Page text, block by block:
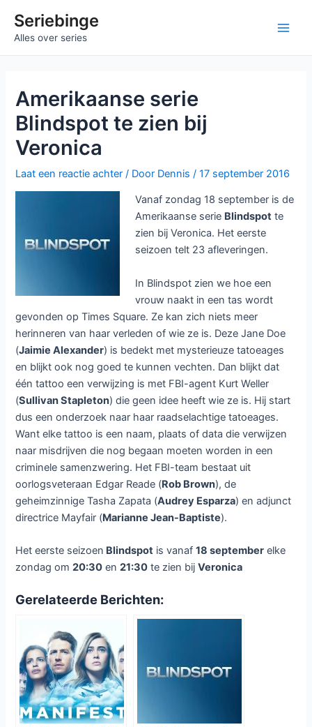
naarSeriebinge
Alles over series
Amerikaanse serie
Blindspot te zien bij
Veronica
Laat een reactie achter / Door Dennis/17 september 2016
Vanaf zondag 18 september is de
Amerikaanse serie Blindspot te
zien bij Veronica. Het eerste
seizoen telt 23 afleveringen.
In Blindspot zien we hoe een
vrouw naakt in een tas wordt
gevonden op Times Square. Ze kan zich niets meer
herinneren van haar verleden of wie ze is. Deze Jane Doe
(Jaimie Alexander) is bedekt met mysterieuze tatoeages
en blijkt ook nog goed te kunnen vechten. Dan blijkt dat
één tattoo een verwijzing is met FBI-agent Kurt Weller
(Sullivan Stapleton) die geen idee heeft wie ze is. Hij start
dus een onderzoek naar haar raadselachtige tatoeages.
Want elke tattoo is een naam, plaats of data die verwijzen
naar misdrijven die nog begaan moeten worden in een
criminele samenzwering. Het FBI-team bestaat uit
oorlogsveteraan Edgar Reade (Rob Brown), de
geheimzinnige Tasha Zapata (Audrey Esparza) en adjunct
directrice Mayfair (Marianne Jean-Baptiste).
Het eerste seizoen Blindspot is vanaf18 september elke
zondag om20:30 en21:30 te zien bijVeronica
Gerelateerde Berichten: